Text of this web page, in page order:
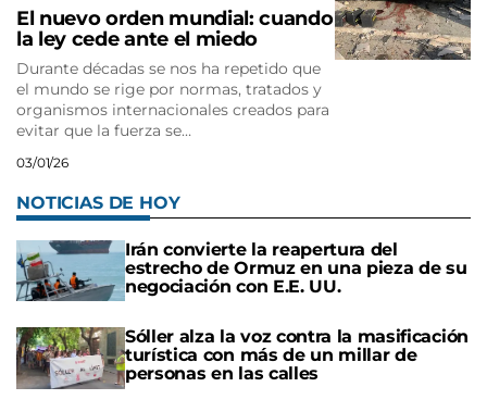
El nuevo orden mundial: cuando
la ley cede ante el miedo
Durante décadas se nos ha repetido que
el mundo se rige por normas, tratados y
organismos internacionales creados para
evitar que la fuerza se…
03/01/26
NOTICIAS DE HOY
Irán convierte la reapertura del
estrecho de Ormuz en una pieza de su
negociación con E.E. UU.
Sóller alza la voz contra la masificación
turística con más de un millar de
personas en las calles